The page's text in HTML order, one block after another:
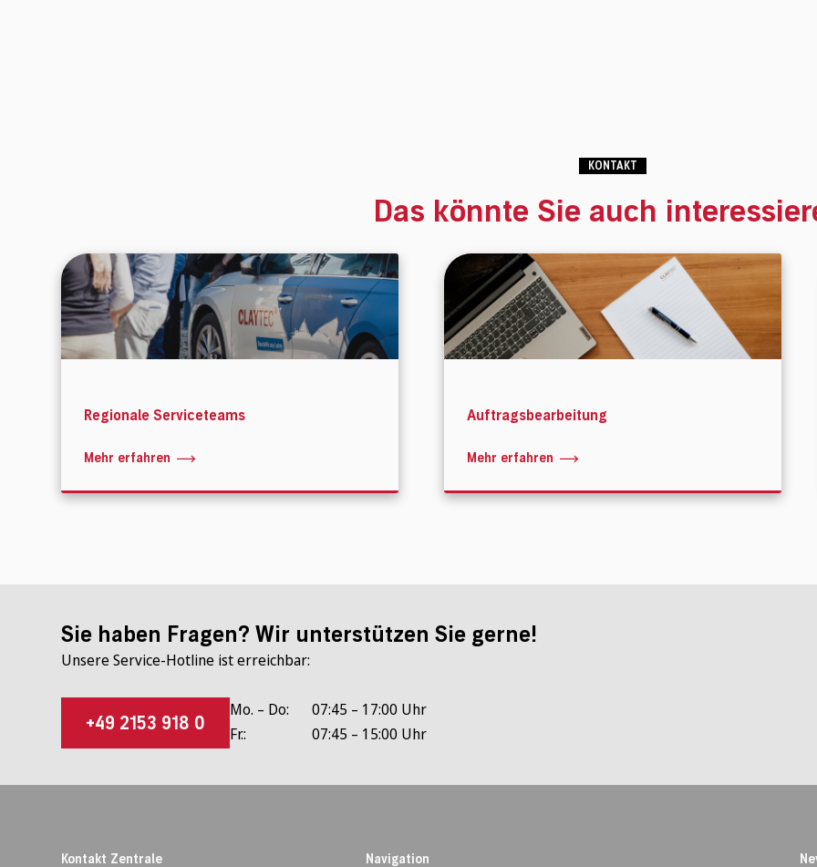
KONTAKT
Das könnte Sie auch
Regionale Serviceteams
Mehr erfahren
Auftragsbearbeitung
Mehr erfahren
Sie haben Fragen? Wir unterstützen Sie gerne!
Unsere Service-Hotline ist erreichbar:
+49 2153 918 0
Mo. – Do:
07:45 – 17:00 Uhr
Fr.:
07:45 – 15:00 Uhr
Kontakt Zentrale Navigation